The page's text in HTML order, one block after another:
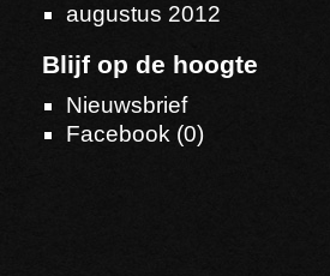
augustus 2012
Blijf op de hoogte
Nieuwsbrief
Facebook (0)